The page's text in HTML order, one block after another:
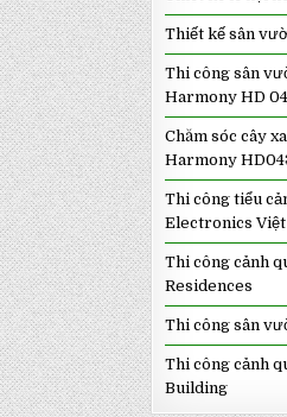
Thiết kế sân
Thi công sân
Harmony HD
Chăm sóc cây
Harmony
Thi công tiểu
Electronics Việt
Thi công cảnh
Residences
Thi công sân
Thi công cảnh
Building